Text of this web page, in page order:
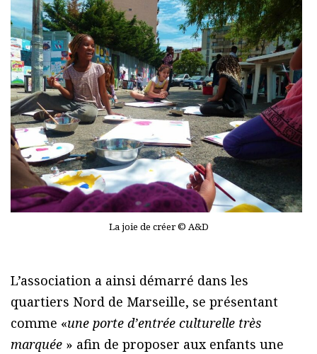
La joie de créer © A&D
L’association a ainsi démarré dans les
quartiers Nord de Marseille, se présentant
comme «une porte d’entrée culturelle très
marquée » afin de proposer aux enfants une